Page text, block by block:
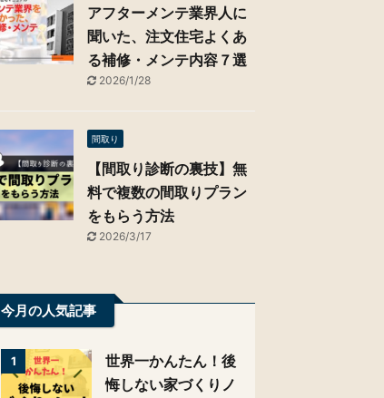
アフターメンテ業界人に
聞いた、注文住宅よくあ
る補修・メンテ内容７選
2026/1/28
間取り
【間取り診断の裏技】無
料で複数の間取りプラン
をもらう方法
2026/3/17
今月の人気記事
1
世界一かんたん！後
悔しない家づくりノ